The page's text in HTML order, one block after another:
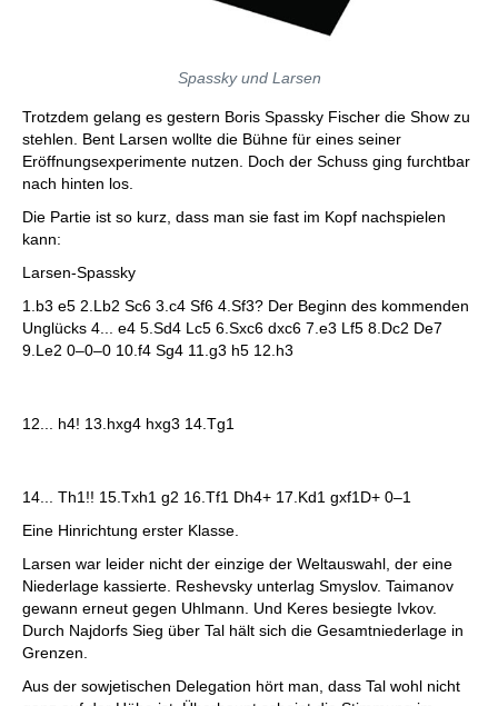
Spassky und Larsen
Trotzdem gelang es gestern Boris Spassky Fischer die Show zu
stehlen. Bent Larsen wollte die Bühne für eines seiner
Eröffnungsexperimente nutzen. Doch der Schuss ging furchtbar
nach hinten los.
Die Partie ist so kurz, dass man sie fast im Kopf nachspielen
kann:
Larsen-Spassky
1.b3 e5 2.Lb2 Sc6 3.c4 Sf6 4.Sf3? Der Beginn des kommenden
Unglücks 4... e4 5.Sd4 Lc5 6.Sxc6 dxc6 7.e3 Lf5 8.Dc2 De7
9.Le2 0–0–0 10.f4 Sg4 11.g3 h5 12.h3
12... h4! 13.hxg4 hxg3 14.Tg1
14... Th1!! 15.Txh1 g2 16.Tf1 Dh4+ 17.Kd1 gxf1D+ 0–1
Eine Hinrichtung erster Klasse.
Larsen war leider nicht der einzige der Weltauswahl, der eine
Niederlage kassierte. Reshevsky unterlag Smyslov. Taimanov
gewann erneut gegen Uhlmann. Und Keres besiegte Ivkov.
Durch Najdorfs Sieg über Tal hält sich die Gesamtniederlage in
Grenzen.
Aus der sowjetischen Delegation hört man, dass Tal wohl nicht